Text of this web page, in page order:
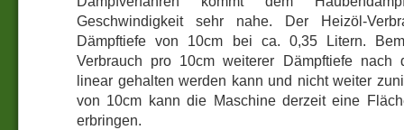
Geschwindigkeit sehr nahe. Der Heizöl-
Dämpftiefe von 10cm bei ca. 0,35 Litern.
Verbrauch pro 10cm weiterer Dämpftiefe nach
linear gehalten werden kann und nicht weiter
von 10cm kann die Maschine derzeit eine
erbringen.